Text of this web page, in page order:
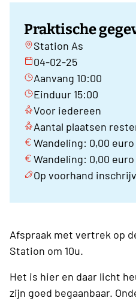
Praktische
Station As
04-02-25
Aanvang 10:00
Einduur 15:00
Voor iedereen
Aantal plaatsen
Wandeling: 0,00
Wandeling: 0,00
Op voorhand
Afspraak met vertrek op
Station om 10u.
Het is hier en daar licht
zijn goed begaanbaar.